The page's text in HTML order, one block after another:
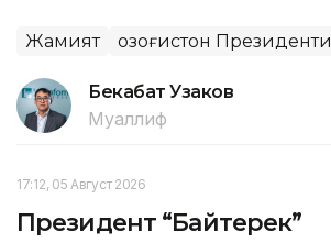
Жамият Қозоғистон Президенти
Бекабат Узаков
Муаллиф
17:12, 05 Август 2026
Президент “Байтерек”